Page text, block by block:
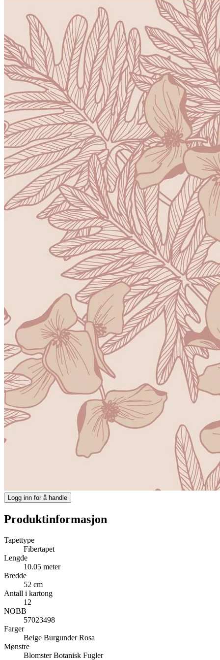
Logg inn for å handle
Produktinformasjon
Tapettype
Fibertapet
Lengde
10.05 meter
Bredde
52 cm
Antall i kartong
12
NOBB
57023498
Farger
Beige BurgunderRosa
Mønstre
BlomsterBotanisk Fugler